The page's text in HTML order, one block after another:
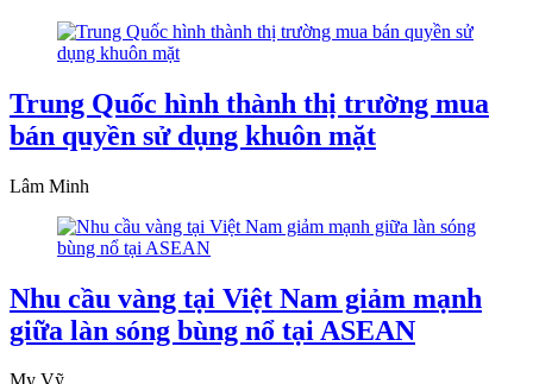
Trung Quốc hình thành thị trường mua
bán quyền sử dụng khuôn mặt
Lâm Minh
Nhu cầu vàng tại Việt Nam giảm mạnh
giữa làn sóng bùng nổ tại ASEAN